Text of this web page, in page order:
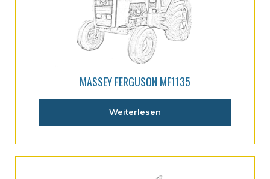
MASSEY FERGUSON MF1135
Weiterlesen